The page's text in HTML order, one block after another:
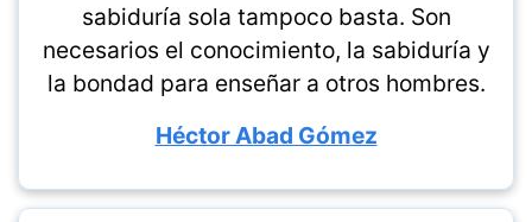
sabiduría sola tampoco basta. Son
necesarios el conocimiento, la sabiduría y
la bondad para enseñar a otros hombres.
Héctor Abad Gómez